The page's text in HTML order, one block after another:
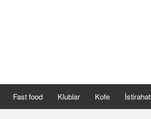
Fast food Klublar Kofe